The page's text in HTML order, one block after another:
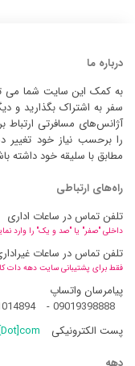
درباره ما
به کمک این سایت شما می
سفر به اشتراک بگذارید و
آژانس‌های مسافرتی ارتباط
را برحسب نیاز خود تغییر
مطابق با سلیقه خود داشته
راه‌های ارتباطی
تلفن تماس در ساعات اداری
داخلی "صفر" یا "صد و یک" را وارد
تلفن تماس در ساعات
فقط برای پشتیبانی سایت دهه دات
پیامرسان واتساپ
09019398888
-
پست الکترونیکی